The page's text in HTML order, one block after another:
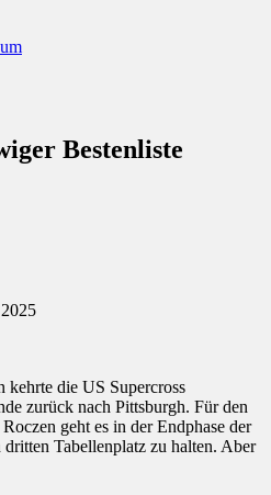
Bestenliste
kehrte die US Supercross
zurück nach Pittsburgh. Für den
geht es in der Endphase der
Tabellenplatz zu halten. Aber